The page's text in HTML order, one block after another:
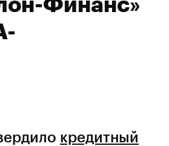
кредитный